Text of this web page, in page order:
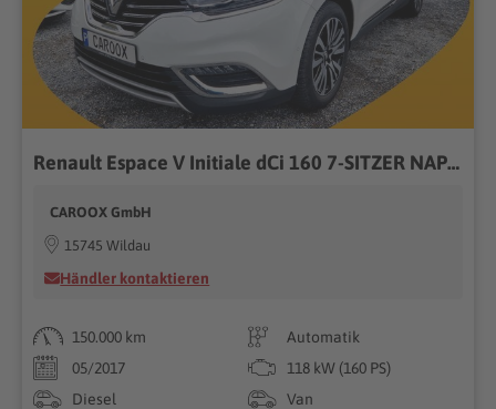
Renault Espace V Initiale dCi 160 7-SITZER NAPPA PANO
CAROOX GmbH
15745 Wildau
Händler kontaktieren
150.000 km
Automatik
05/2017
118 kW (160 PS)
Diesel
Van